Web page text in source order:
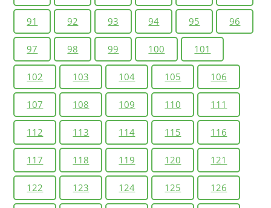
91 92 93 94 95 96
97 98 99 100 101
102 103 104 105 106
107 108 109 110 111
112 113 114 115 116
117 118 119 120 121
122 123 124 125 126